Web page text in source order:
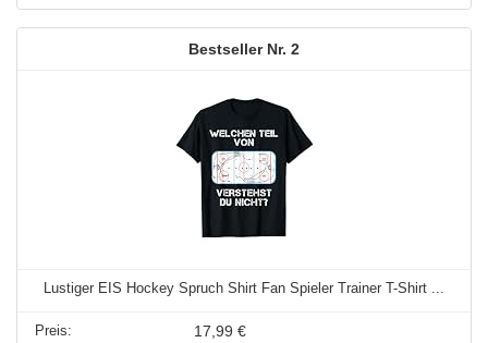
2
Lustiger EIS Hockey Spruch Shirt Fan Spieler Trainer T-Shirt ...
17,99 €